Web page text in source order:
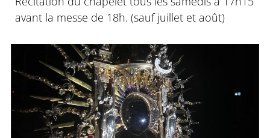
avant la messe de 18h. (sauf juillet et août)